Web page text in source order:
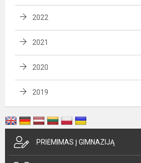
2022
2021
2020
2019
PRIĖMIMAS Į GIMNAZIJĄ